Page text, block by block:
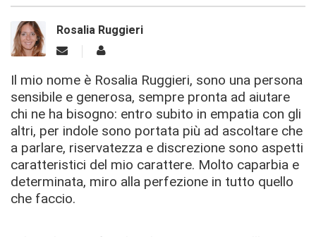
Rosalia Ruggieri
Il mio nome è Rosalia Ruggieri, sono una persona
sensibile e generosa, sempre pronta ad aiutare
chi ne ha bisogno: entro subito in empatia con gli
altri, per indole sono portata più ad ascoltare che
a parlare, riservatezza e discrezione sono aspetti
caratteristici del mio carattere. Molto caparbia e
determinata, miro alla perfezione in tutto quello
che faccio.